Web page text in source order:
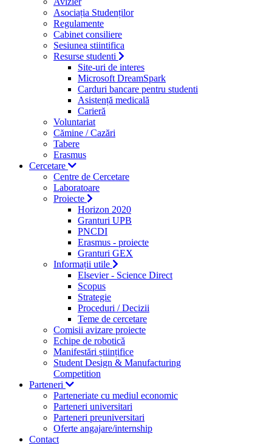
Asociația Studenților
Regulamente
Cabinet consiliere
Sesiunea stiintifica
Resurse studenti
Site-uri de interes
Microsoft DreamSpark
Carduri bancare pentru studenti
Asistență medicală
Carieră
Voluntariat
Cămine / Cazări
Tabere
Erasmus
Cercetare
Centre de Cercetare
Laboratoare
Proiecte
Horizon 2020
Granturi UPB
PNCDI
Erasmus - proiecte
Granturi GEX
Informații utile
Elsevier - Science Direct
Scopus
Strategie
Proceduri / Decizii
Teme de cercetare
Comisii avizare proiecte
Echipe de robotică
Manifestări științifice
Student Design & Manufacturing
Competition
Parteneri
Parteneriate cu mediul economic
Parteneri universitari
Parteneri preuniversitari
Oferte angajare/internship
Contact